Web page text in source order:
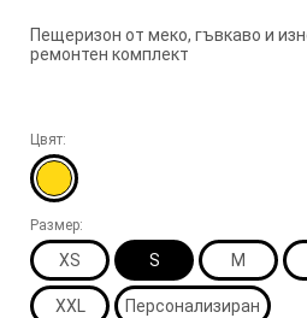
Пещеризон от меко, гъвкаво и
ремонтен комплект
Цвят:
Размер:
XS S M
XXL Персонализиран